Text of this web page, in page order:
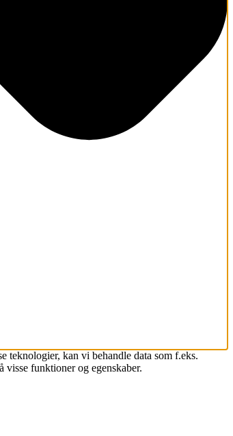
teknologier, kan vi behandle data som f.eks.
funktioner og egenskaber.